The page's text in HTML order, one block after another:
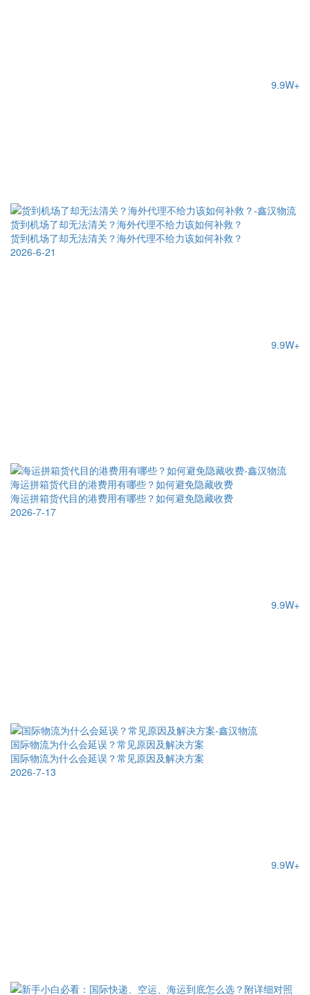
9.9W+
货到机场了却无法清关？海外代理不给力该如何补救？
货到机场了却无法清关？海外代理不给力该如何补救？
2026-6-21
9.9W+
海运拼箱货代目的港费用有哪些？如何避免隐藏收费
海运拼箱货代目的港费用有哪些？如何避免隐藏收费
2026-7-17
9.9W+
国际物流为什么会延误？常见原因及解决方案
国际物流为什么会延误？常见原因及解决方案
2026-7-13
9.9W+